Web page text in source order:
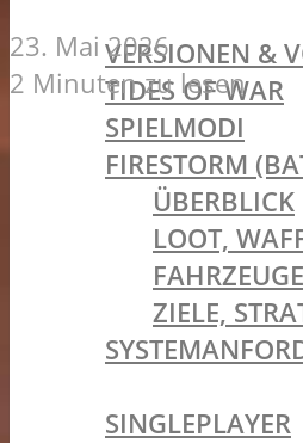
VERSIONEN &
TIDES OF WAR
SPIELMODI
FIRESTORM
ÜBERBLICK
LOOT,
FAHRZEUGE
ZIELE,
SINGLEPLAYER
23. Mai 2026
2 Minuten zu lesen